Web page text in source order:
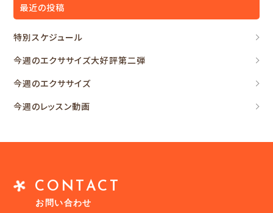
最近の投稿
特別スケジュール
今週のエクササイズ大好評第二弾
今週のエクササイズ
今週のレッスン動画
CONTACT
お問い合わせ